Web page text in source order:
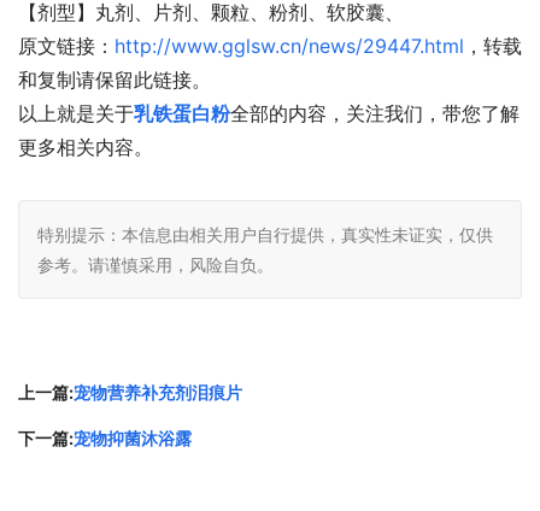
【剂型】丸剂、片剂、颗粒、粉剂、软胶囊、
原文链接： http://www.gglsw.cn/news/29447.html ，转载
和复制请保留此链接。
以上就是关于乳铁蛋白粉全部的内容，关注我们，带您了解
更多相关内容。
特别提示：本信息由相关用户自行提供，真实性未证实，仅供
参考。请谨慎采用，风险自负。
上一篇:宠物营养补充剂泪痕片
下一篇:宠物抑菌沐浴露